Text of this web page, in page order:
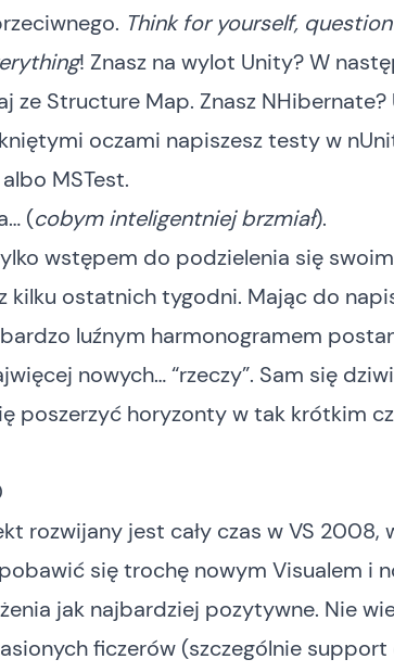
Think for yourself,
! Znasz na wylot Unity? W
ze Structure Map. Znasz
oczami napiszesz testy w
MSTest.
(cobym inteligentniej brzmiał).
wstępem do podzielenia się
kilku ostatnich tygodni. Mając do
luźnym harmonogramem
nowych… “rzeczy”. Sam się
poszerzyć horyzonty w tak krótkim
rozwijany jest cały czas w VS 2008,
się trochę nowym Visualem i
jak najbardziej pozytywne. Nie
ficzerów (szczególnie support